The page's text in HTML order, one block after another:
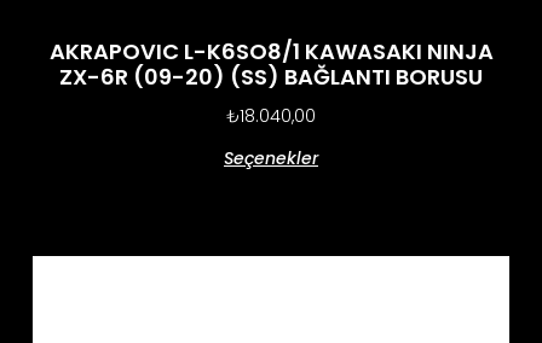
AKRAPOVIC L-K6SO8/1 KAWASAKI NINJA
ZX-6R (09-20) (SS) BAĞLANTI BORUSU
₺18.040,00
Seçenekler